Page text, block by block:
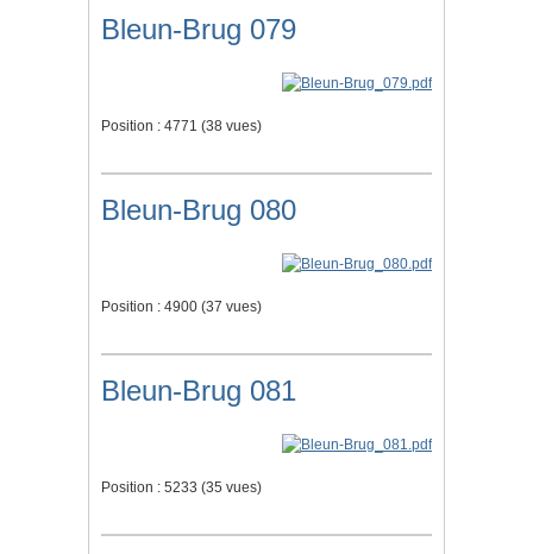
Bleun-Brug 079
Position : 4771 (38 vues)
Bleun-Brug 080
Position : 4900 (37 vues)
Bleun-Brug 081
Position : 5233 (35 vues)